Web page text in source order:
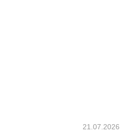
21.07.2026